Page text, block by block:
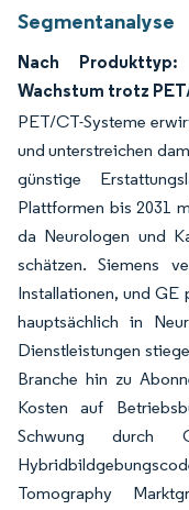
Segmentanalyse
Nach Produkttyp:
Wachstum trotz
PET/CT-Systeme
und unterstreichen
günstige
Plattformen bis 2031
da Neurologen und
schätzen. Siemens
Installationen, und GE
hauptsächlich in
Dienstleistungen
Branche hin zu
Kosten auf
Schwung durch
Tomography